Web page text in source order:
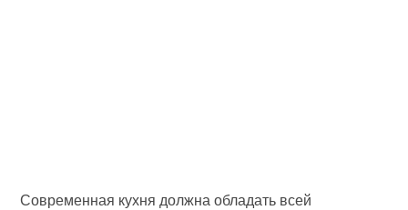
Современная кухня должна обладать всей